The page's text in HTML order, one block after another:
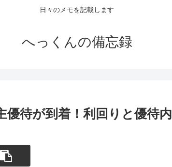
日々のメモを記載します
へっくんの備忘録
待が到着！利回りと優待内